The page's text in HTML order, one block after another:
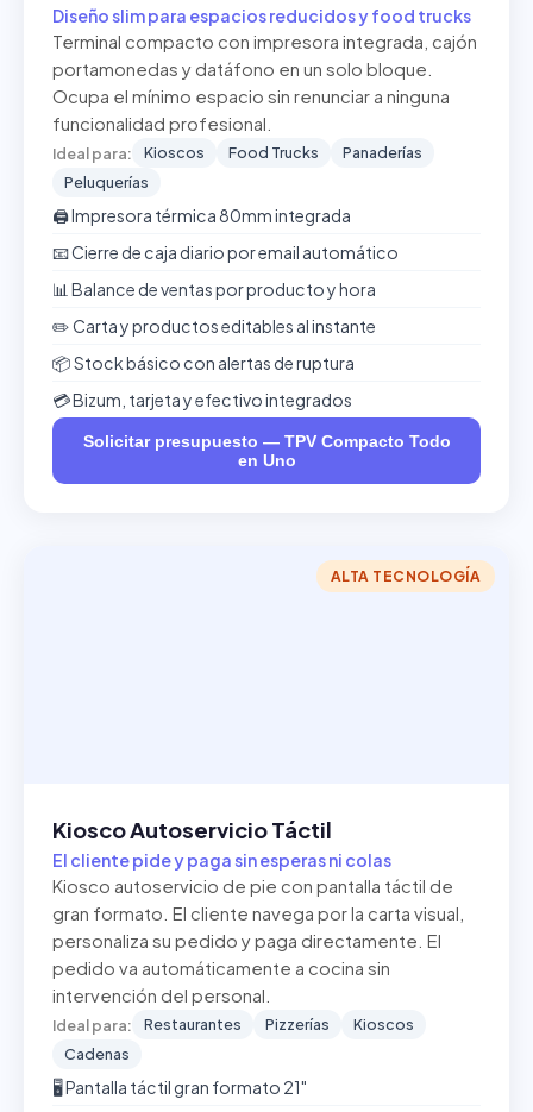
Diseño slim para espacios reducidos y food trucks
Terminal compacto con impresora integrada, cajón
portamonedas y datáfono en un solo bloque.
Ocupa el mínimo espacio sin renunciar a ninguna
funcionalidad profesional.
Ideal para: Kioscos Food Trucks
Panaderías
Peluquerías
🖨️ Impresora térmica 80mm integrada
📧 Cierre de caja diario por email automático
📊 Balance de ventas por producto y hora
✏️ Carta y productos editables al instante
📦 Stock básico con alertas de ruptura
💳 Bizum, tarjeta y efectivo integrados
Solicitar presupuesto — TPV Compacto Todo
en Uno
ALTA TECNOLOGÍA
Kiosco Autoservicio Táctil
El cliente pide y paga sin esperas ni colas
Kiosco autoservicio de pie con pantalla táctil de
gran formato. El cliente navega por la carta visual,
personaliza su pedido y paga directamente. El
pedido va automáticamente a cocina sin
intervención del personal.
Ideal para: Restaurantes Pizzerías
Kioscos
Cadenas
🖥️ Pantalla táctil gran formato 21"